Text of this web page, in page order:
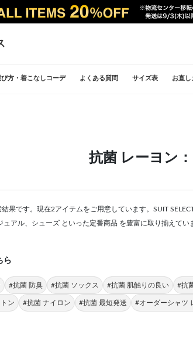
方・着こなしコーデ よくある質問 サイズ表 お直し
抗菌 レーヨン
果です。現在2アイテムをご用意しています。SUIT
アル、シューズ といった定番商品 を豊富に取り揃えてい
ら
#抗菌 防臭 #抗菌 ソックス #抗菌 肌触りの良い #抗
ン #抗菌 ナイロン #抗菌 最短発送 #オーダーシャツ